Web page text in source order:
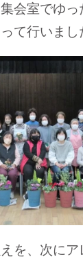
会室でゆっ
て行いまし
を、次に